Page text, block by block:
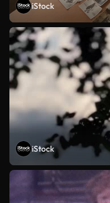
iStock
iStock